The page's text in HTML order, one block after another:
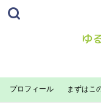
プロフィール まずはこ